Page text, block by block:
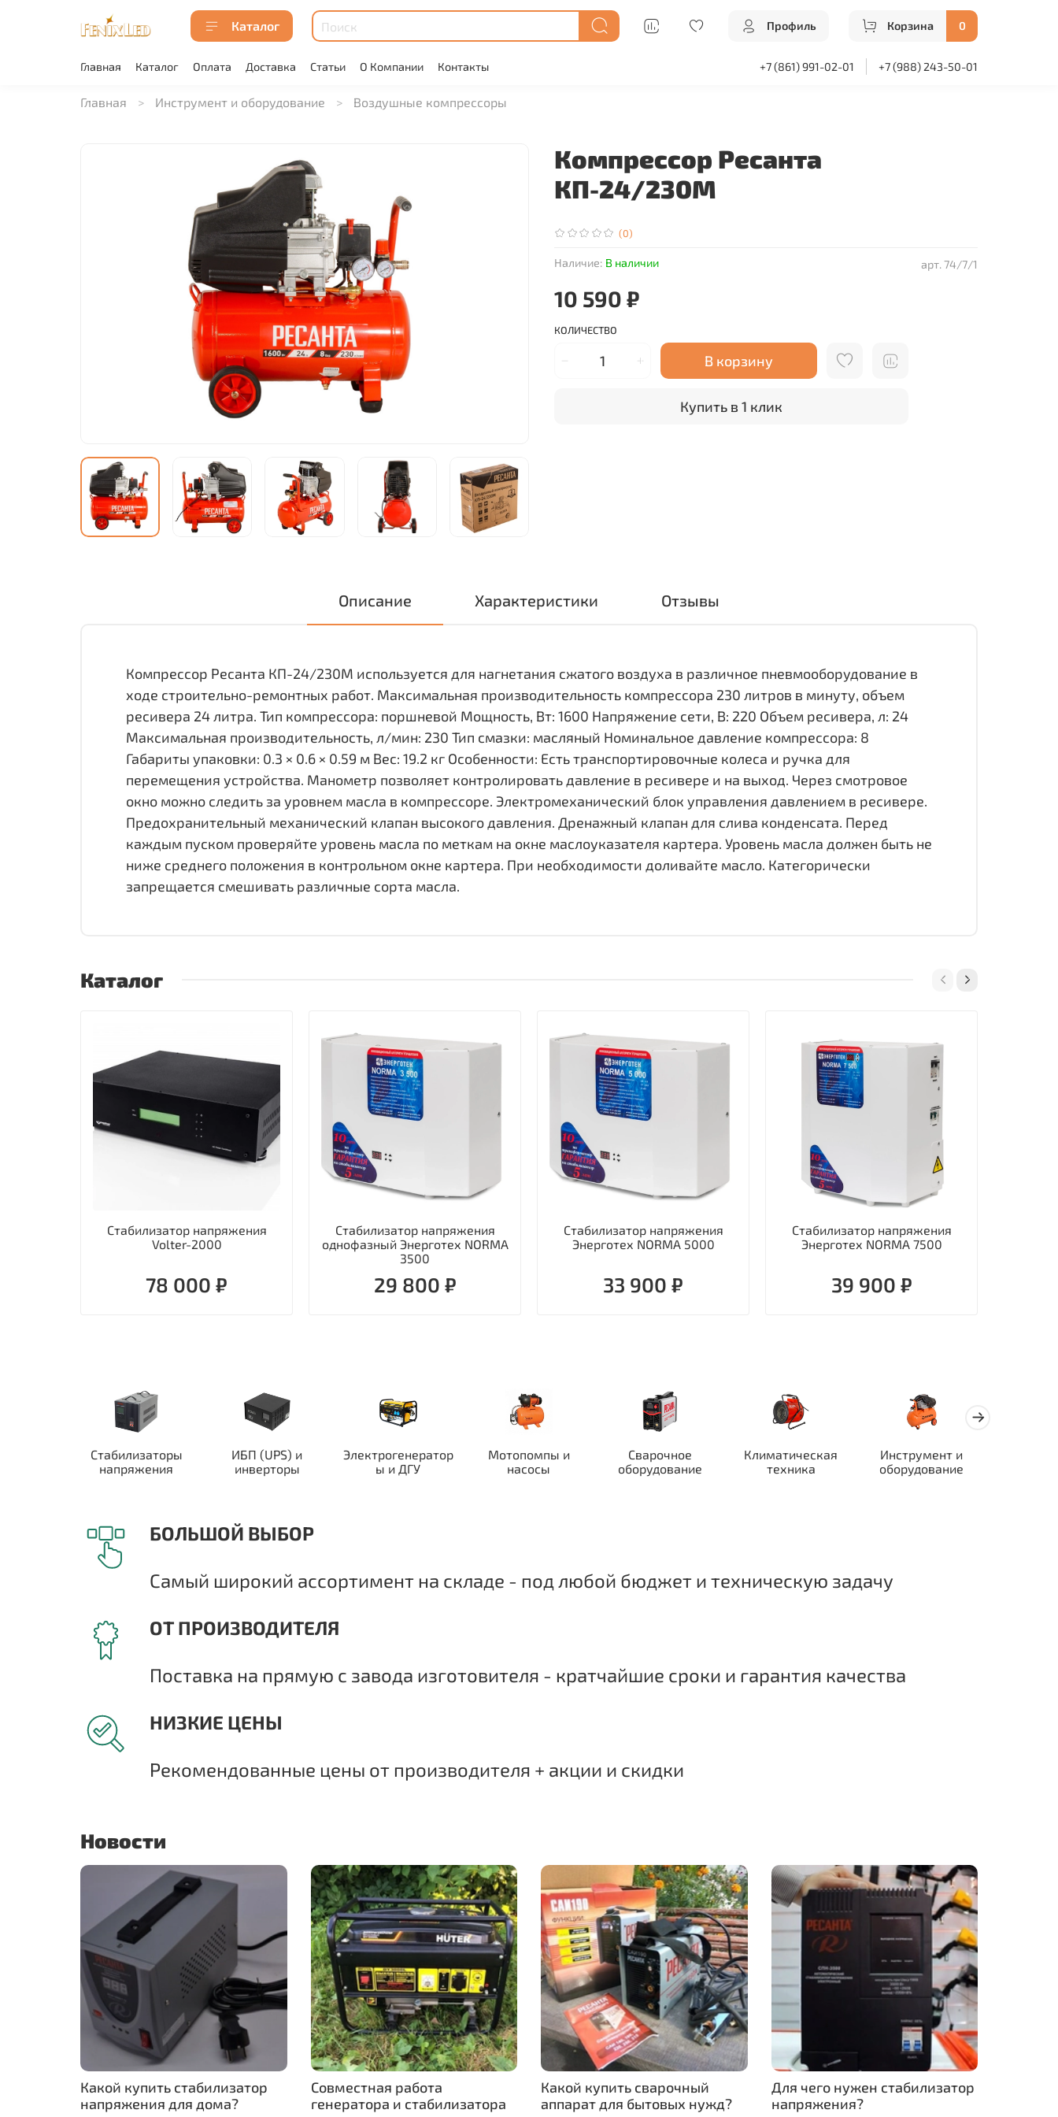
Каталог Профиль Корзина 0
Главная Каталог Оплата Доставка Статьи О Компании Контакты +7 (861) 991-02-01 +7 (988) 243-50-01
Главная Инструмент и оборудование Воздушные компрессоры
(0)
арт. 74/7/1
Наличие: В наличии
Компрессор Ресанта
КП-24/230М
10 590 ₽
КОЛИЧЕСТВО
В корзину
Купить в 1 клик
Описание Характеристики Отзывы
Компрессор Ресанта КП-24/230М используется для нагнетания сжатого воздуха в различное пневмооборудование в
ходе строительно-ремонтных работ. Максимальная производительность компрессора 230 литров в минуту, объем
ресивера 24 литра. Тип компрессора: поршневой Мощность, Вт: 1600 Напряжение сети, В: 220 Объем ресивера, л: 24
Максимальная производительность, л/мин: 230 Тип смазки: масляный Номинальное давление компрессора: 8
Габариты упаковки: 0.3 × 0.6 × 0.59 м Вес: 19.2 кг Особенности: Есть транспортировочные колеса и ручка для
перемещения устройства. Манометр позволяет контролировать давление в ресивере и на выход. Через смотровое
окно можно следить за уровнем масла в компрессоре. Электромеханический блок управления давлением в ресивере.
Предохранительный механический клапан высокого давления. Дренажный клапан для слива конденсата. Перед
каждым пуском проверяйте уровень масла по меткам на окне маслоуказателя картера. Уровень масла должен быть не
ниже среднего положения в контрольном окне картера. При необходимости доливайте масло. Категорически
запрещается смешивать различные сорта масла.
Каталог
Стабилизатор напряжения
Volter-2000
78 000 ₽
Стабилизатор напряжения
однофазный Энерготех NORMA
3500
29 800 ₽
Стабилизатор напряжения
Энерготех NORMA 5000
33 900 ₽
Стабилизатор напряжения
Энерготех NORMA 7500
39 900 ₽
Стабилизаторы
напряжения
ИБП (UPS) и
инверторы
Электрогенератор
ы и ДГУ
Мотопомпы и
насосы
Сварочное
оборудование
Климатическая
техника
Инструмент и
оборудование
БОЛЬШОЙ ВЫБОР
Самый широкий ассортимент на складе - под любой бюджет и техническую задачу
ОТ ПРОИЗВОДИТЕЛЯ
Поставка на прямую с завода изготовителя - кратчайшие сроки и гарантия качества
НИЗКИЕ ЦЕНЫ
Рекомендованные цены от производителя + акции и скидки
Новости
Какой купить стабилизатор
напряжения для дома?
Совместная работа
генератора и стабилизатора
Какой купить сварочный
аппарат для бытовых нужд?
Для чего нужен стабилизатор
напряжения?